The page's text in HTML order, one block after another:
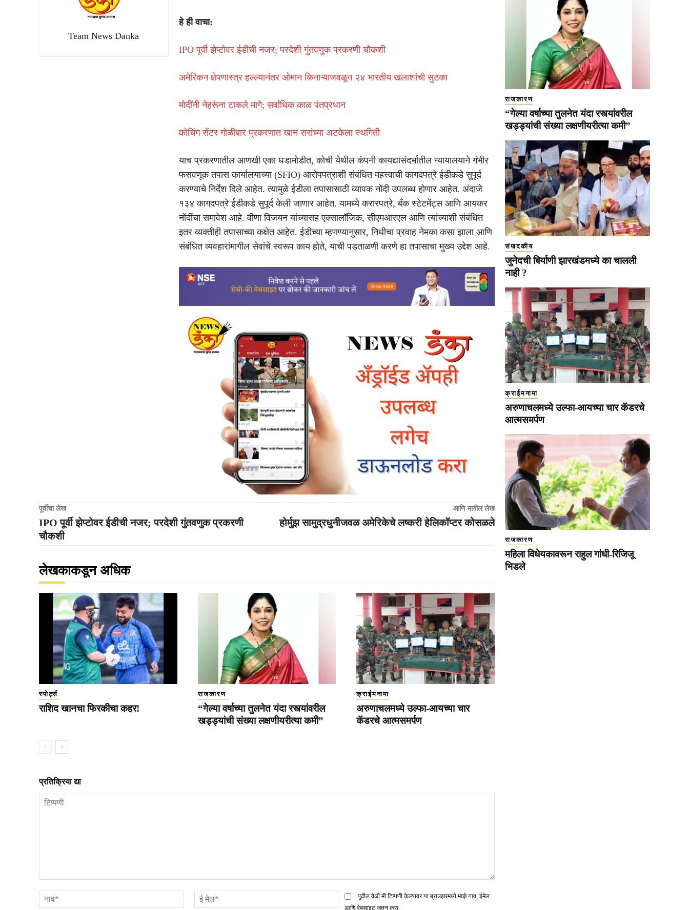
Team News Danka
हे ही वाचा:
IPO पूर्वी झेप्टोवर ईडीची नजर; परदेशी गुंतवणुक प्रकरणी चौकशी
अमेरिकन क्षेपणास्त्र हल्ल्यानंतर ओमान किनाऱ्याजवळून २४ भारतीय खलाशांची सुटका
मोदींनी नेहरूंना टाकले मागे; सर्वाधिक काळ पंतप्रधान
कोचिंग सेंटर गोळीबार प्रकरणात खान सरांच्या अटकेला स्थगिती
याच प्रकरणातील आणखी एका घडामोडीत, कोची येथील कंपनी कायद्यासंदर्भातील न्यायालयाने गंभीर
फसवणूक तपास कार्यालयाच्या (SFIO) आरोपपत्राशी संबंधित महत्त्वाची कागदपत्रे ईडीकडे सुपूर्द
करण्याचे निर्देश दिले आहेत. त्यामुळे ईडीला तपासासाठी व्यापक नोंदी उपलब्ध होणार आहेत. अंदाजे
१३४ कागदपत्रे ईडीकडे सुपूर्द केली जाणार आहेत. यामध्ये करारपत्रे, बँक स्टेटमेंट्स आणि आयकर
नोंदींचा समावेश आहे. वीणा विजयन यांच्यासह एक्सालॉजिक, सीएमआरएल आणि त्यांच्याशी संबंधित
इतर व्यक्तीही तपासाच्या कक्षेत आहेत. ईडीच्या म्हणण्यानुसार, निधीचा प्रवाह नेमका कसा झाला आणि
संबंधित व्यवहारांमागील सेवांचे स्वरूप काय होते, याची पडताळणी करणे हा तपासाचा मुख्य उद्देश आहे.
पूर्वीचा लेख
IPO पूर्वी झेप्टोवर ईडीची नजर; परदेशी गुंतवणुक प्रकरणी
चौकशी
आणि मागील लेख
होर्मुझ सामुद्रधुनीजवळ अमेरिकेचे लष्करी हेलिकॉप्टर कोसळले
लेखकाकडून अधिक
स्पोर्ट्स
राशिद खानचा फिरकीचा कहर!
राजकारण
“गेल्या वर्षाच्या तुलनेत यंदा रस्त्यांवरील
खड्ड्यांची संख्या लक्षणीयरीत्या कमी”
क्राईमनामा
अरुणाचलमध्ये उल्फा-आयच्या चार
कॅडरचे आत्मसमर्पण
प्रतिक्रिया द्या
नाव*
मेल*
पुढील वेळी मी टिप्पणी केल्यावर या ब्राउझरमध्ये माझे नाव, ईमेल
आणि वेबसाइट जतन करा.
राजकारण
“गेल्या वर्षाच्या तुलनेत यंदा रस्त्यांवरील
खड्ड्यांची संख्या लक्षणीयरीत्या कमी”
संपादकीय
जुनेदची बिर्याणी झारखंडमध्ये का चालली
नाही ?
क्राईमनामा
अरुणाचलमध्ये उल्फा-आयच्या चार कॅडरचे
आत्मसमर्पण
राजकारण
महिला विधेयकावरून राहुल गांधी-रिजिजू
भिडले